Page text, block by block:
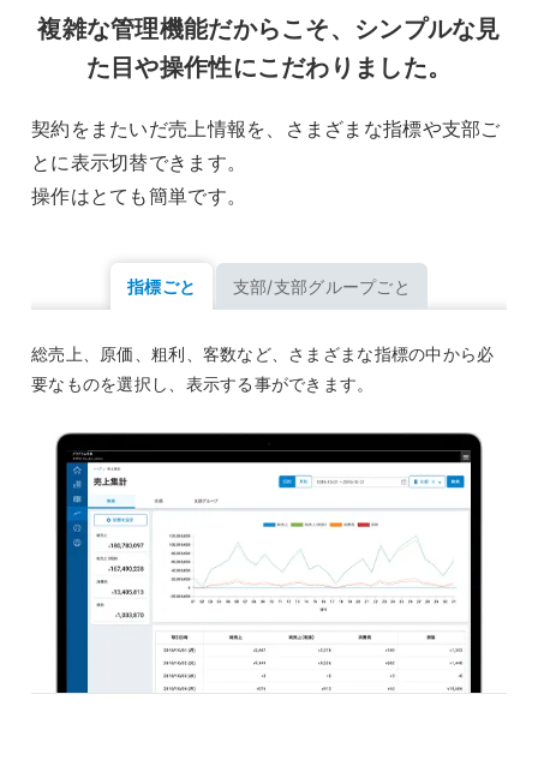
複雑な管理機能だからこそ、 シンプルな見
た目や操作性にこだわりました。
契約をまたいだ売上情報を、さまざまな指標や支部ご
とに表示切替できます。
操作はとても簡単です。
指標ごと 支部/支部グループごと
総売上、原価、粗利、客数など、さまざまな指標の中から必
要なものを選択し、表示する事ができます。